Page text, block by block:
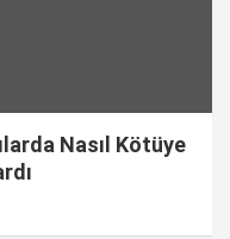
Nasıl Kötüye